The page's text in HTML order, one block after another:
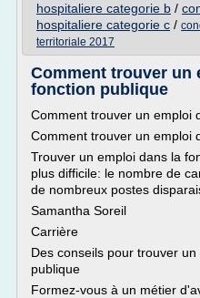
hospitaliere categorie b /
hospitaliere categorie c /
territoriale 2017
Comment trouver un
fonction publique
Comment trouver un emploi
Comment trouver un emploi
Trouver un emploi dans la
plus difficile: le nombre de
de nombreux postes
Samantha Soreil
Carrière
Des conseils pour trouver
publique
Formez-vous à un métier